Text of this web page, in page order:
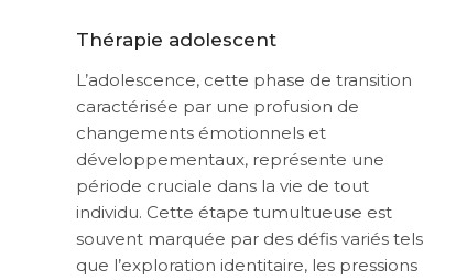
Thérapie adolescent
L’adolescence, cette phase de transition
caractérisée par une profusion de
changements émotionnels et
développementaux, représente une
période cruciale dans la vie de tout
individu. Cette étape tumultueuse est
souvent marquée par des défis variés tels
que l’exploration identitaire, les pressions